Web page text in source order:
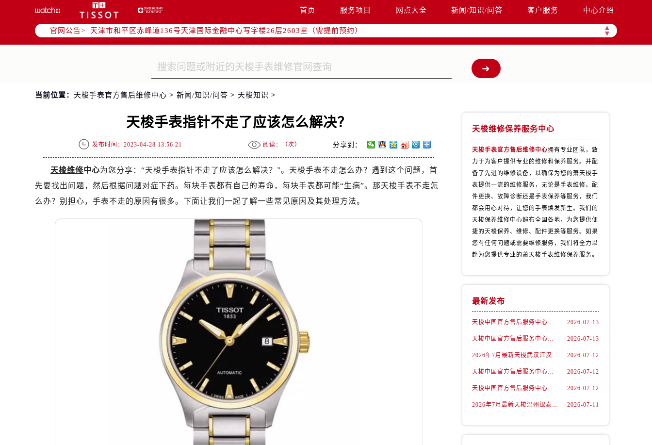
首页 服务项目 网点大全 新闻/知识/问答 客户服务 中心介绍
官网公告> ▲
▼
北京市东城区东长安街1号东方广场写字楼W3座6层602室（需提前预约）
北京市朝阳区建国门外大街甲6号华熙国际中心写字楼D座11层1102室（需提前预约）
天津市和平区赤峰道136号天津国际金融中心写字楼26层2603室（需提前预约）
上海市徐汇区虹桥路3号港汇中心写字楼2座37层3705室（需提前预约）
南京市秦淮区中山南路1号（新街口）南京中心写字楼22层C1-1室（需提前预约）
徐州市鼓楼区淮海东路29号苏宁广场IFC国际金融中心写字楼35层3508室（需提前预约）
盐城市盐都区世纪大道5号盐城金融城写字楼1号楼16层1604室（需提前预约）
泰州市海陵区永定东路399号置地商务中心东塔写字楼（华润万象城）17层1706室（需提前预约）
杭州市上城区钱江路1366号华润大厦写字楼A座5层503-5室（需提前预约）
金华市金东区东市南街777号金华万达广场写字楼4号楼22层2209室（需提前预约）
嘉兴市南湖区广益路705号嘉兴世界贸易中心写字楼A座13层1304室（需提前预约）
南昌市红谷滩新区红谷中大道998号绿地双子塔（中央广场）A1座办公楼14层07室（需提前预约）
济南市历下区经十路11111号华润中心写字楼（万象城）15层1508室（需提前预约）
广州市天河区天河路230号万菱汇国际中心写字楼A塔7层704室（需提前预约）
广州市越秀区环市东路371-375号世界贸易中心大厦南塔写字楼15层07室（需提前预约）
深圳市罗湖区深南东路5001号华润大厦写字楼17层1701室（需提前预约）
惠州市惠城区江北文昌一路7号华贸大厦写字楼1座30层05室（需提前预约）
厦门市思明区湖滨东路95号华润大厦写字楼B座11层1104室（需提前预约）
福州市鼓楼区五四路128-1号恒力城写字楼15层03室（需提前预约）
成都市锦江区人民东路6号SAC东原中心写字楼24层2406B室（需提前预约）
重庆市江北区观音桥步行街2号融恒时代广场写字楼9层902室（需提前预约）
长沙市芙蓉区定王台街道建湘路393号世茂环球金融中心写字楼（芙蓉广场）10层13室（需提前预约）
郑州市二七区铭功路10号华润大厦写字楼29层2905室（需提前预约）
太原市迎泽区解放路15号亨得利名表服务中心（品牌授权店）3层整层（需提前预约）
沈阳市沈河区中街路137号亨得利名表服务中心（品牌授权店）1层整层（需提前预约）
沈阳市沈河区中街路83号亨得利名表服务中心（品牌授权店）1层整层（需提前预约）
乌鲁木齐市天山区红山路26号时代广场（CCMALL）C座17层17-B（需提前预约）
温州市鹿城区锦绣路1067号置信广场10层1015室（需提前预约）
当前位置： 天梭手表官方售后维修中心 > 新闻/知识/问答 > 天梭知识 >
天梭手表指针不走了应该怎么解决？
发布时间：2023-04-28 13:56:21 阅读：（次） 分享到：
天梭维修中心为您分享：“天梭手表指针不走了应该怎么解决？”。天梭手表不走怎么办？遇到这个问题，首
先要找出问题，然后根据问题对症下药。每块手表都有自己的寿命，每块手表都可能“生病”。那天梭手表不走怎
么办？别担心，手表不走的原因有很多。下面让我们一起了解一些常见原因及其处理方法。
天梭维修保养服务中心
天梭手表官方售后维修中心拥有专业团队，致
力于为客户提供专业的维修和保养服务。并配
备了先进的维修设备，以确保为您的萧天梭手
表提供一流的维修服务，无论是手表维修、配
件更换、故障诊断还是手表保养等服务，我们
都会用心对待，让您的手表焕发新生。我们的
天梭保养维修中心遍布全国各地，为您提供便
捷的天梭保养、维修、配件更换等服务。如果
您有任何问题或需要维修服务，我们将全力以
赴为您提供专业的萧天梭手表维修保养服务。
最新发布
天梭中国官方售后服务中心｜最新地址与24小时服务电话权威信息通告（2026年7月最新） 2026-07-13
天梭中国官方售后服务中心｜详细热线电话及全部网点地址权威信息通知（2026年7月最新） 2026-07-13
2026年7月最新天梭武汉江汉路印象城维修保养服务电话 2026-07-12
天梭中国官方售后服务中心｜最新地址及官方客服热线权威信息通告（2026年7月最新） 2026-07-12
天梭中国官方售后服务中心｜详细地址与售后热线权威信息通知（2026年7月最新） 2026-07-12
2026年7月最新天梭温州银泰百货瓯海店维修保养服务电话 2026-07-11